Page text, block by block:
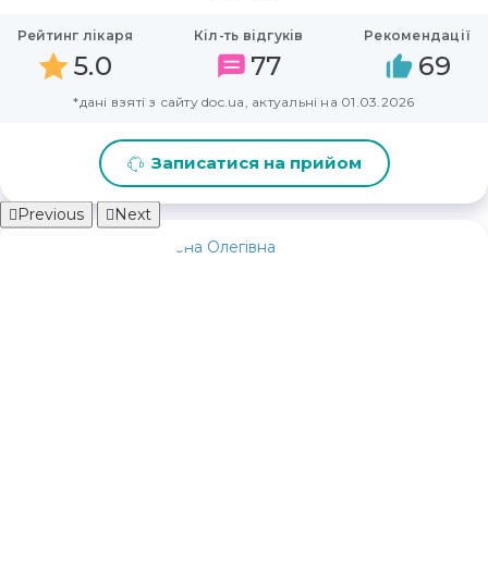
Рейтинг лікаря
5.0
Кіл-ть відгуків
77
Рекомендації
69
*дані взяті з сайту doc.ua, актуальні на 01.03.2026
Записатися на прийом
Previous Next